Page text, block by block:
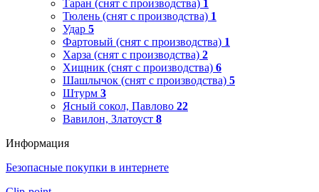
Таран (снят с производства) 1
Тюлень (снят с производства) 1
Удар 5
Фартовый (снят с производства) 1
Харза (снят с производства) 2
Хищник (снят с производства) 6
Шашлычок (снят с производства) 5
Штурм 3
Ясный сокол, Павлово 22
Вавилон, Златоуст 8
Информация
Безопасные покупки в интернете